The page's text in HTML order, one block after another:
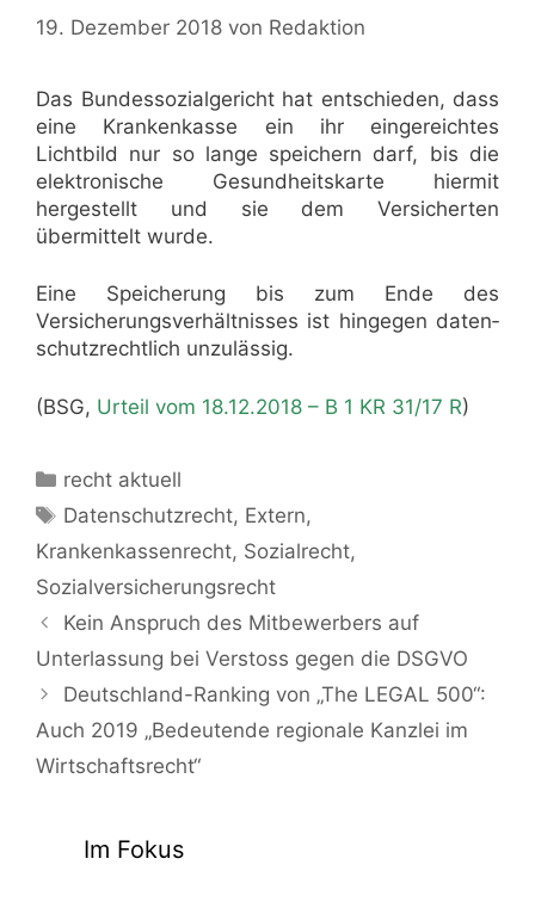
19. Dezember 2018 von Redaktion
Das Bundessozialgericht hat entschieden, dass
eine Krankenkasse ein ihr eingereichtes
Lichtbild nur so lange speichern darf, bis die
elektronische Gesundheitskarte hiermit
hergestellt und sie dem Versicherten
übermittelt wurde.
Eine Speicherung bis zum Ende des
Versicherungs­verhältnisses ist hingegen daten­
schutz­rechtlich unzulässig.
(BSG, Urteil vom 18.12.2018 – B 1 KR 31/17 R)
Kategorien
recht aktuell
Schlagwörter
Datenschutzrecht, Extern,
Krankenkassenrecht, Sozialrecht,
Sozialversicherungsrecht
Kein Anspruch des Mitbewerbers auf
Unterlassung bei Verstoss gegen die DSGVO
Deutschland-Ranking von „The LEGAL 500“:
Auch 2019 „Bedeutende regionale Kanzlei im
Wirtschaftsrecht“
Im Fokus